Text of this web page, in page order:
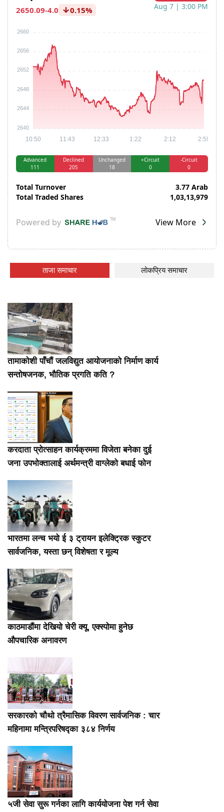
ताजा समाचार लोकप्रिय समाचार
तामाकोशी पाँचौं जलविद्युत आयोजनाको निर्माण कार्य
सन्तोषजनक, भौतिक प्रगति कति ?
करदाता प्रोत्साहन कार्यक्रममा विजेता बनेका दुई
जना उपभोक्तालाई अर्थमन्त्री वाग्लेको बधाई फोन
भारतमा लन्च भयो ई ३ ट्रायन इलेक्ट्रिक स्कुटर
सार्वजनिक, यस्ता छन् विशेषता र मूल्य
काठमाडौंमा देखियो चेरी क्यू, एक्स्पोमा हुनेछ
औपचारिक अनावरण
सरकारको चौथो त्रैमासिक विवरण सार्वजनिक : चार
महिनामा मन्त्रिपरिषद्का ३८४ निर्णय
५जी सेवा सुरू गर्नका लागि कार्ययोजना पेश गर्न सेवा